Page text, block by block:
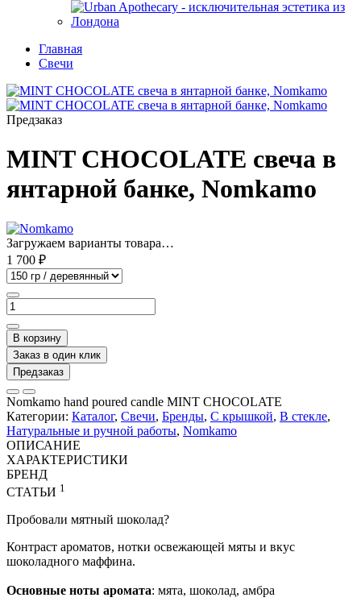
Главная
Свечи
Предзаказ
MINT CHOCOLATE свеча в
янтарной банке, Nomkamo
Загружаем варианты товара…
1 700 ₽
В корзину
Заказ в один клик
Предзаказ
Nomkamo hand poured candle MINT CHOCOLATE
Категории: Каталог, Свечи, Бренды, С крышкой, В стекле,
Натуральные и ручной работы, Nomkamo
ОПИСАНИЕ
ХАРАКТЕРИСТИКИ
БРЕНД
СТАТЬИ 1
Пробовали мятный шоколад?
Контраст ароматов, нотки освежающей мяты и вкус
шоколадного маффина.
Основные ноты аромата: мята, шоколад, амбра